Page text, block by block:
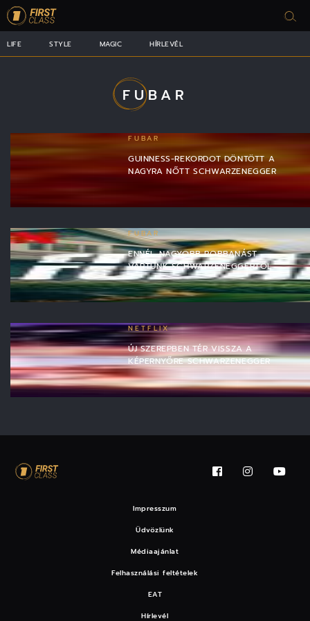
LIFE STYLE MAGIC HÍRLEVÉL
FUBAR
FUBAR
GUINNESS-REKORDOT DÖNTÖTT A
NAGYRA NŐTT SCHWARZENEGGER
FUBAR
ENNÉL NAGYOBB ROBBANÁST
VÁRTUNK SCHWARZENEGGERTŐL
NETFLIX
ÚJ SZEREPBEN TÉR VISSZA A
KÉPERNYŐRE SCHWARZENEGGER
Impresszum
Üdvözlünk
Médiaajánlat
Felhasználási feltételek
EAT
Hírlevél